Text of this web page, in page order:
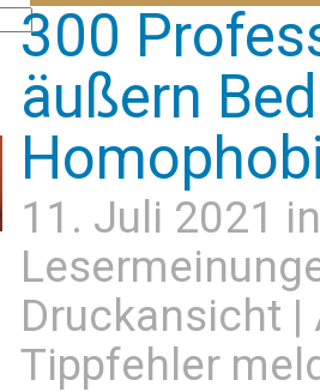
300
äußern
11. Juli 2021
Druckansicht |
Tippfehler